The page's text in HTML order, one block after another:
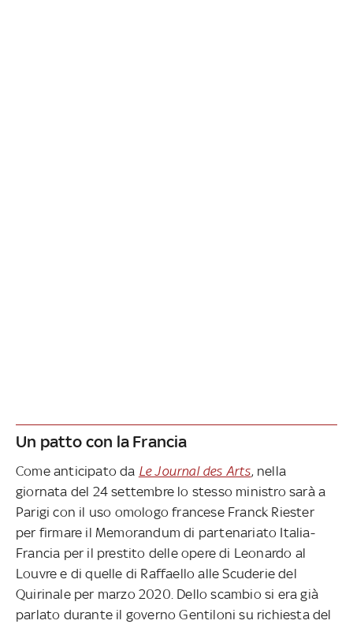
Un patto con la Francia
Come anticipato da Le Journal des Arts, nella
giornata del 24 settembre lo stesso ministro sarà a
Parigi con il uso omologo francese Franck Riester
per firmare il Memorandum di partenariato Italia-
Francia per il prestito delle opere di Leonardo al
Louvre e di quelle di Raffaello alle Scuderie del
Quirinale per marzo 2020. Dello scambio si era già
parlato durante il governo Gentiloni su richiesta del